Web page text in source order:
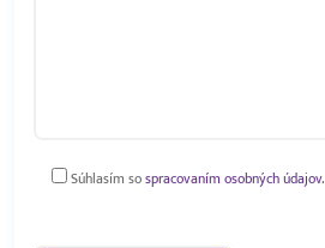
Súhlasím sospracovaním osobných údajov.